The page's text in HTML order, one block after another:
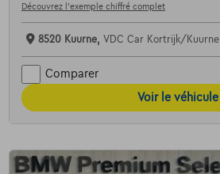
Découvrez l’exemple chiffré complet
8520 Kuurne, VDC Car Kortrijk/Kuurne
Comparer
Voir le véhicule